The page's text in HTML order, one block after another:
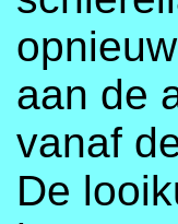
aan de
vanaf
De